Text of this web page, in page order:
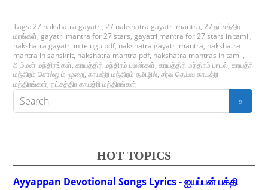
Tags:27 nakshatra gayatri,27 nakshatra gayatri mantra,27 நட்சத்திர
மரங்கள், gayatri mantra for 27 stars, gayatri mantra for 27 stars in tamil,
nakshatra gayatri in telugu pdf, nakshatra gayatri mantra, nakshatra
mantra in sanskrit, nakshatra mantra pdf, nakshatra mantras in tamil,
அம்மன் மந்திரங்கள்,காயத்திரி மந்திரம் பலன்கள்,காயத்திரி மந்திரம் பாடல்,காயத்ரி
மந்திரம் சொல்லும் முறை,காயத்ரி மந்திரம் தமிழில்,சர்வ தெய்வ காயத்ரி
மந்திரங்கள்,நட்சத்திர காயத்ரி மந்திரங்கள்
HOT TOPICS
Ayyappan Devotional Songs Lyrics - ஐயப்பன் பக்தி